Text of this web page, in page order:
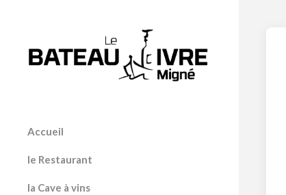
Accueil
le Restaurant
la Cave à vins